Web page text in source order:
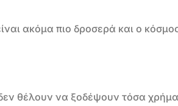
ακόμα πιο δροσερά και ο
θέλουν να ξοδέψουν τόσα